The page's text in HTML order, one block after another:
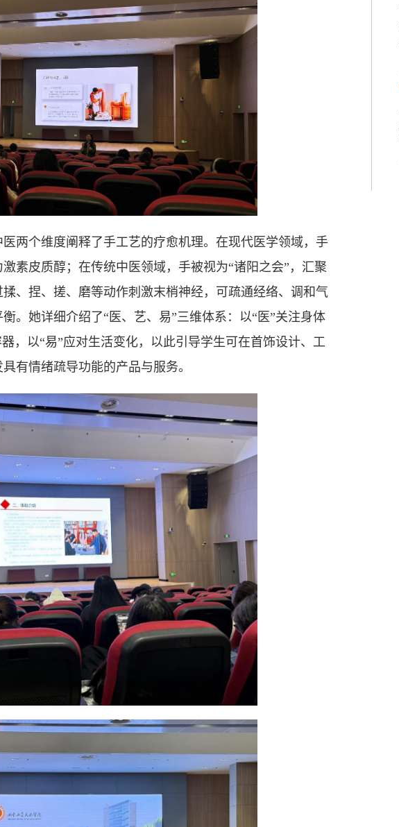
两个维度阐释了手工艺的疗愈机理。在现代医学领域，手
素皮质醇；在传统中医领域，手被视为“诸阳之会”，汇聚
、捏、搓、磨等动作刺激末梢神经，可疏通经络、调和气
。她详细介绍了“医、艺、易”三维体系：以“医”关注身体
，以“易”应对生活变化，以此引导学生可在首饰设计、工
有情绪疏导功能的产品与服务。